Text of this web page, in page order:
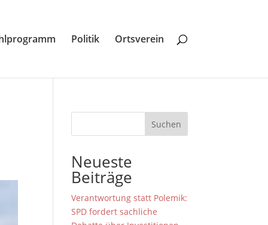
Politik Ortsverein
Suchen
Neueste
Beiträge
Verantwortung statt Polemik:
SPD fordert sachliche